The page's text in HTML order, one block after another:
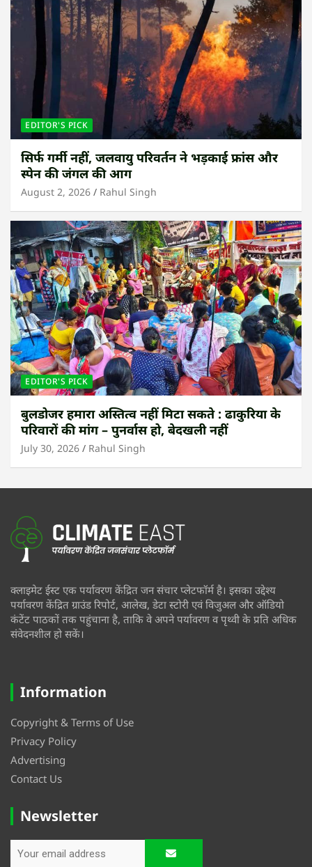
EDITOR'S PICK
सिर्फ गर्मी नहीं, जलवायु परिवर्तन ने भड़काई फ्रांस और
स्पेन की जंगल की आग
August 2, 2026 Rahul Singh
EDITOR'S PICK
बुलडोजर हमारा अस्तित्व नहीं मिटा सकते : ढाकुरिया के
परिवारों की मांग – पुनर्वास हो, बेदखली नहीं
July 30, 2026 Rahul Singh
क्लाइमेट ईस्ट एक पर्यावरण केंद्रित जन संचार प्लेटफॉर्म है। इसका उद्देश्य
पर्यावरण केंद्रित ग्राउंड रिपोर्ट, आलेख, डेटा स्टोरी एवं विजुअल और ऑडियो
कंटेंट पाठकों तक पहुंचाना है, ताकि वे अपने पर्यावरण व पृथ्वी के प्रति अधिक
संवेदनशील हो सकें।
Information
Copyright & Terms of Use
Privacy Policy
Advertising
Contact Us
Newsletter